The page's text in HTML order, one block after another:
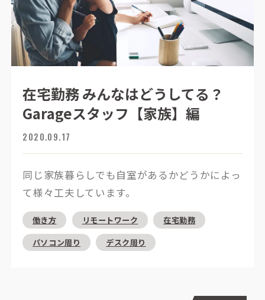
在宅勤務 みんなはどうしてる？
Garageスタッフ【家族】編
2020.09.17
同じ家族暮らしでも自室があるかどうかによっ
て様々工夫しています。
働き方 リモートワーク 在宅勤務
パソコン周り デスク周り
インテリア・雑貨
チェア・椅子
デスク